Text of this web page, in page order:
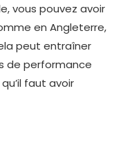
vous pouvez avoir
en Angleterre,
peut entraîner
de performance
faut avoir